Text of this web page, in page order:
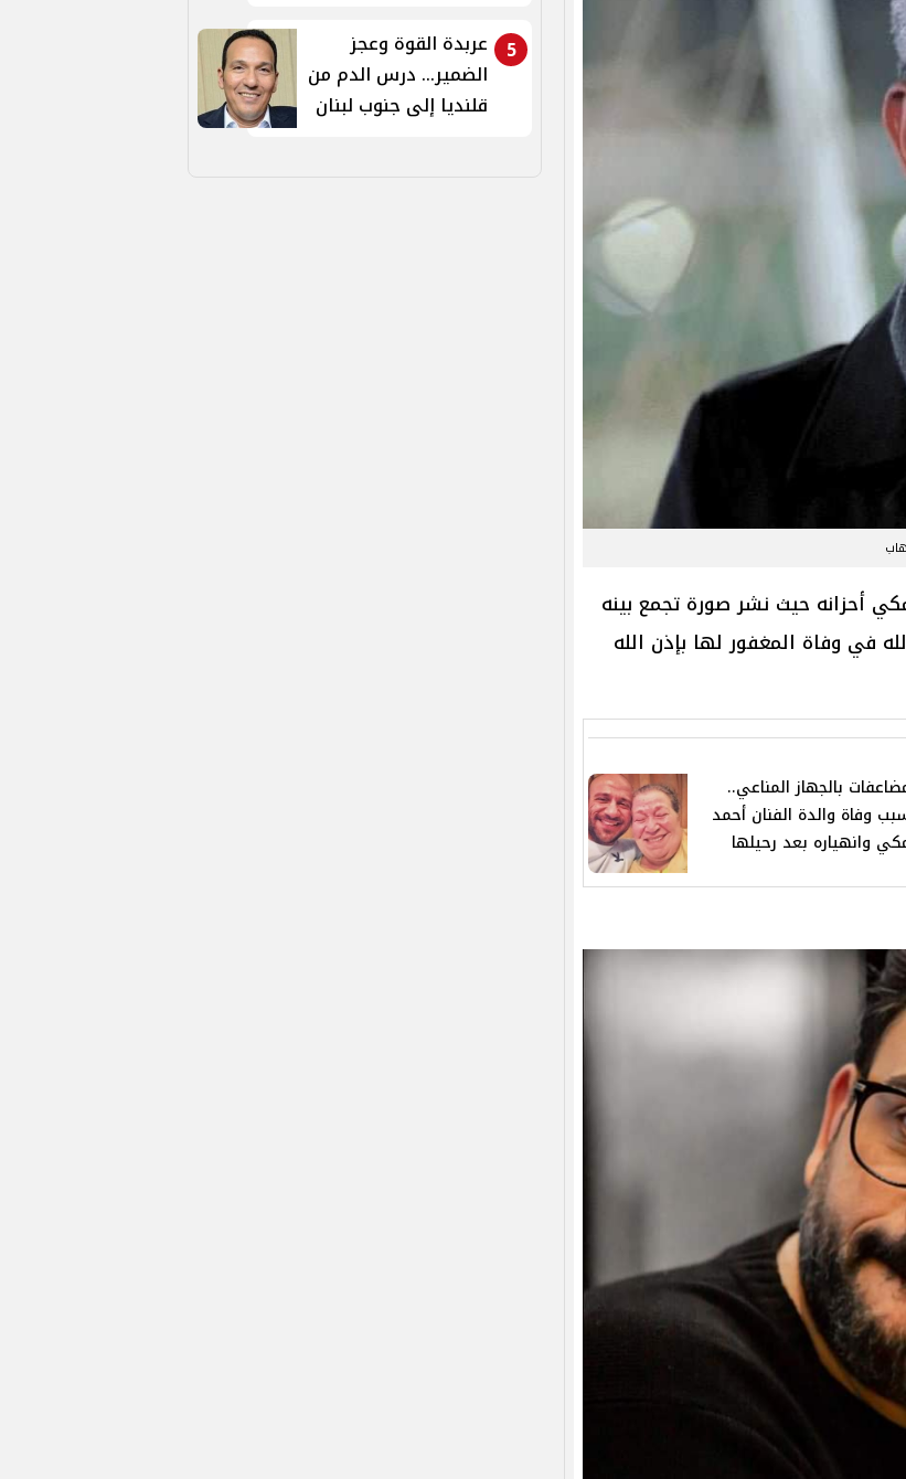
أحزانه حيث نشر صورة تجمع بينه
في وفاة المغفور لها بإذن الله
بالجهاز المناعي..
وفاة والدة الفنان أحمد
وانهياره بعد رحيلها
5
عربدة القوة وعجز
الضمير... درس الدم من
قلنديا إلى جنوب لبنان